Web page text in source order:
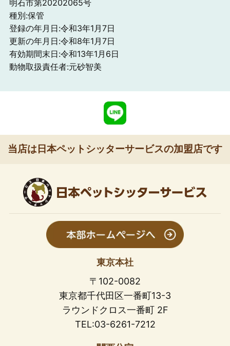
明石市第20202065号
種別:保管
登録の年月日:令和3年1月7日
更新の年月日:令和8年1月7日
有効期間末日:令和13年1月6日
動物取扱責任者:元砂智美
当店は日本ペットシッターサービスの加盟店です
東京本社
〒102-0082
東京都千代田区一番町13-3
ラウンドクロス一番町 2F
TEL:03-6261-7212